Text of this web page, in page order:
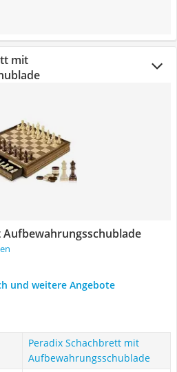
mit
und weitere Angebote
Peradix Schachbrett mit
Aufbewahrungsschublade